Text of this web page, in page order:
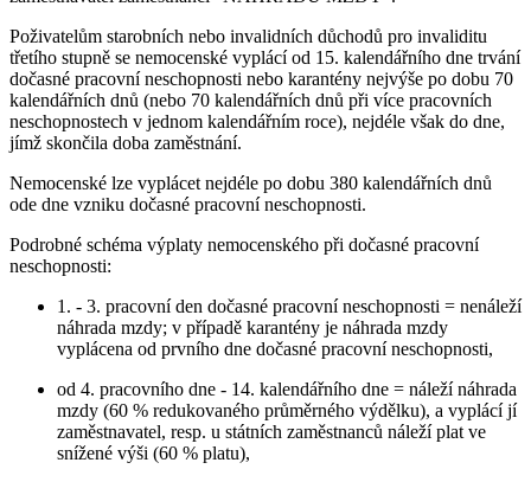
Poživatelům starobních nebo invalidních důchodů pro invaliditu
třetího stupně se nemocenské vyplácí od 15. kalendářního dne trvání
dočasné pracovní neschopnosti nebo karantény nejvýše po dobu 70
kalendářních dnů (nebo 70 kalendářních dnů při více pracovních
neschopnostech v jednom kalendářním roce), nejdéle však do dne,
jímž skončila doba zaměstnání.
Nemocenské lze vyplácet nejdéle po dobu 380 kalendářních dnů
ode dne vzniku dočasné pracovní neschopnosti.
Podrobné schéma výplaty nemocenského při dočasné pracovní
neschopnosti:
1. - 3. pracovní den dočasné pracovní neschopnosti = nenáleží
náhrada mzdy; v případě karantény je náhrada mzdy
vyplácena od prvního dne dočasné pracovní neschopnosti,
od 4. pracovního dne - 14. kalendářního dne = náleží náhrada
mzdy (60 % redukovaného průměrného výdělku), a vyplácí jí
zaměstnavatel, resp. u státních zaměstnanců náleží plat ve
snížené výši (60 % platu),